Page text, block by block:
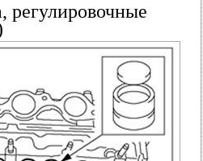
регулировочные